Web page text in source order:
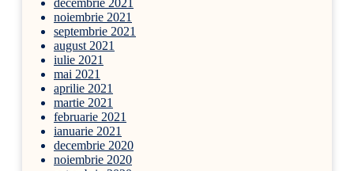
decembrie 2021
noiembrie 2021
septembrie 2021
august 2021
iulie 2021
mai 2021
aprilie 2021
martie 2021
februarie 2021
ianuarie 2021
decembrie 2020
noiembrie 2020